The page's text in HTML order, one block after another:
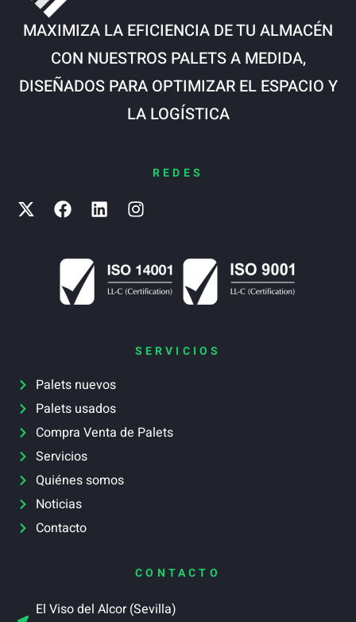
MAXIMIZA LA EFICIENCIA DE TU ALMACÉN
CON NUESTROS PALETS A MEDIDA,
DISEÑADOS PARA OPTIMIZAR EL ESPACIO Y
LA LOGÍSTICA
REDES
SERVICIOS
Palets nuevos
Palets usados
Compra Venta de Palets
Servicios
Quiénes somos
Noticias
Contacto
CONTACTO
El Viso del Alcor (Sevilla)